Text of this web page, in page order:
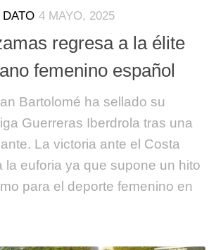
DATO 4 MAYO, 2025
regresa a la élite
femenino español
Bartolomé ha sellado su
Guerreras Iberdrola tras una
La victoria ante el Costa
la euforia ya que supone un hito
para el deporte femenino en